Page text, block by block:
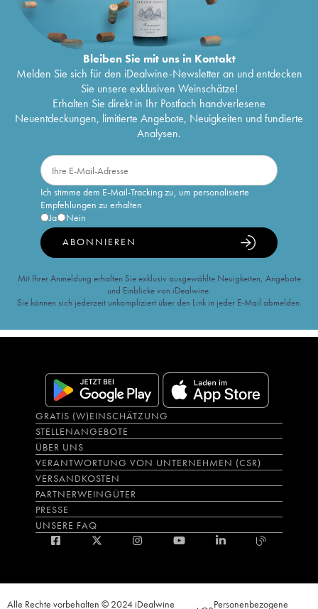
Bleiben Sie mit uns in Kontakt
Melden Sie sich für den iDealwine-Newsletter an und entdecken
Sie unsere exklusiven Weinschätze!
Erhalten Sie direkt in Ihr Postfach handverlesene
Neuentdeckungen, limitierte Angebote, Neuigkeiten und fundierte
Analysen.
Ich stimme dem E-Mail-Tracking zu, um personalisierte
Empfehlungen zu erhalten
Ja
Nein
ABONNIEREN
Mit Ihrer Anmeldung erhalten Sie exklusiv ausgewählte Neuigkeiten, Angebote
und Einblicke von iDealwine.
Sie können sich jederzeit unkompliziert über den Link in jeder E-Mail abmelden.
GRATIS (W)EINSCHÄTZUNG
STELLENANGEBOTE
ÜBER UNS
VERANTWORTUNG VON UNTERNEHMEN (CSR)
VERSANDKOSTEN
PARTNERWEINGÜTER
PRESSE
UNSERE FAQ
Alle Rechte vorbehalten © 2024 iDealwine Personenbezogene